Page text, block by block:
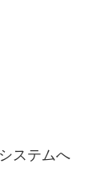
ステムへ